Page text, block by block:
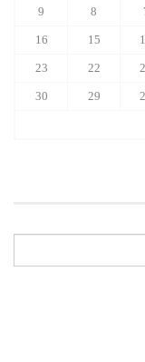
8
9
15
16
22
23
29
30
المعلومة